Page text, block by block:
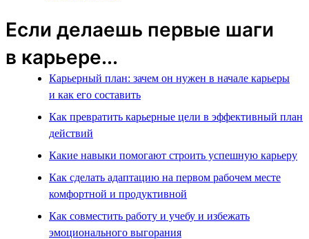
Если делаешь первые шаги
в карьере...
Карьерный план: зачем он нужен в начале карьеры
и как его составить
Как превратить карьерные цели в эффективный план
действий
Какие навыки помогают строить успешную карьеру
Как сделать адаптацию на первом рабочем месте
комфортной и продуктивной
Как совместить работу и учебу и избежать
эмоционального выгорания